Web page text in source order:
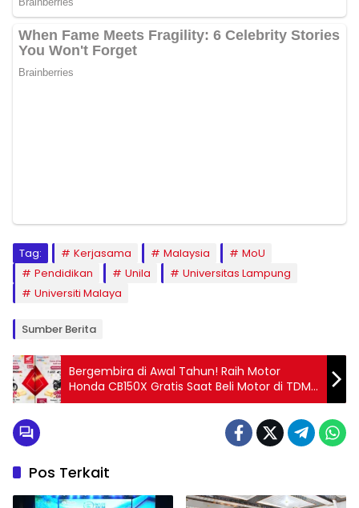
Tag: Kerjasama Malaysia
MoU
Pendidikan
Unila
Universitas Lampung
Universiti Malaya
Sumber Berita
Bergembira di Awal Tahun! Raih Motor
Honda CB150X Gratis Saat Beli Motor di TDM
Lampung dengan Langkah Mudah Ini
Pos Terkait